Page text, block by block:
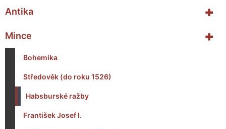
+
Antika
+
Mince
Bohemika
Středověk (do roku 1526)
Habsburské ražby
František Josef I.